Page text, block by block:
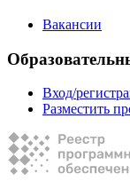
Вакансии
Вход/
Разместить